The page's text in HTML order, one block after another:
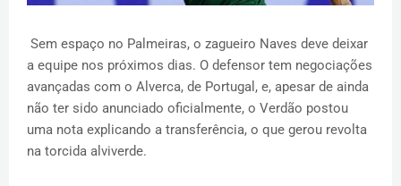
Sem espaço no Palmeiras, o zagueiro Naves deve deixar
a equipe nos próximos dias. O defensor tem negociações
avançadas com o Alverca, de Portugal, e, apesar de ainda
não ter sido anunciado oficialmente, o Verdão postou
uma nota explicando a transferência, o que gerou revolta
na torcida alviverde.